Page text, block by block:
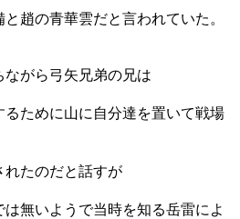
趙の青華雲だと言われていた。
がら弓矢兄弟の兄は
ために山に自分達を置いて戦場
れたのだと話すが
無いようで当時を知る岳雷によ